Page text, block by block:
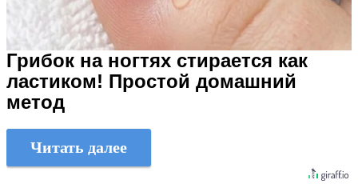
Грибок на ногтях стирается как
ластиком! Простой домашний
метод
Читать далее